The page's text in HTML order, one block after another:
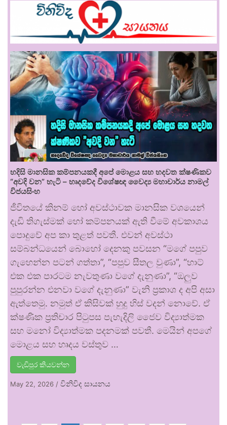
හදිසි මානසික කම්පනයකදී අපේ මොළය සහ හදවත ක්ෂණිකව
“අවදි වන” හැටි – හෘදවේද විශේෂඥ වෛද්‍ය මහාචාර්ය නාමල්
විජයසිංහ
ජීවිතයේ කිනම් හෝ අවස්ථාවක මානසික වශයෙන්
දැඩි තිගැස්මක් හෝ කම්පනයක් ඇති වීමේ අවකාශය
පොදුවේ අප කා තුළත් පවතී. එවන් අවස්ථා
සම්බන්ධයෙන් බොහෝ දෙනකු පවසන “මගේ පපුව
ගැහෙන්න පටන් ගත්තා”, “පපුව සීතල වුණා”, “හාට්
එක එක පාරටම නැවතුණා වගේ දැනුණා”, “ඔලුව
පුපුරන්න එනවා වගේ දැනුණා” වැනි ප්‍රකාශ ද අපි අසා
ඇත්තෙමු. නමුත් ඒ කිසිවක් හුදු හිස් වදන් නොවේ. ඒ
ක්ෂණික ප්‍රතිචාර පිටුපස පැහැදිලි ජෛව විද්‍යාත්මක
සහ මනෝ විද්‍යාත්මක පදනමක් පවතී. මෙයින් අපගේ
මොළය සහ හෘදය වස්තුව …
වැඩිපුර කියවන්න
May 22, 2026 / විනිවිද සායනය